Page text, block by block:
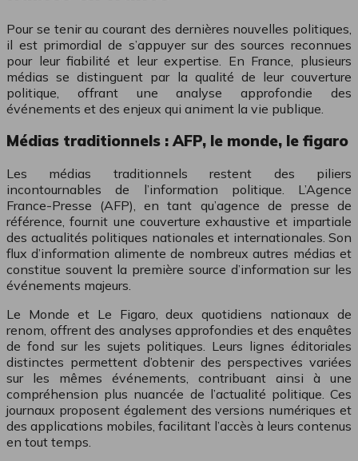
Pour se tenir au courant des dernières nouvelles politiques,
il est primordial de s’appuyer sur des sources reconnues
pour leur fiabilité et leur expertise. En France, plusieurs
médias se distinguent par la qualité de leur couverture
politique, offrant une analyse approfondie des
événements et des enjeux qui animent la vie publique.
Médias traditionnels : AFP, le monde, le figaro
Les médias traditionnels restent des piliers
incontournables de l’information politique. L’Agence
France-Presse (AFP), en tant qu’agence de presse de
référence, fournit une couverture exhaustive et impartiale
des actualités politiques nationales et internationales. Son
flux d’information alimente de nombreux autres médias et
constitue souvent la première source d’information sur les
événements majeurs.
Le Monde et Le Figaro, deux quotidiens nationaux de
renom, offrent des analyses approfondies et des enquêtes
de fond sur les sujets politiques. Leurs lignes éditoriales
distinctes permettent d’obtenir des perspectives variées
sur les mêmes événements, contribuant ainsi à une
compréhension plus nuancée de l’actualité politique. Ces
journaux proposent également des versions numériques et
des applications mobiles, facilitant l’accès à leurs contenus
en tout temps.